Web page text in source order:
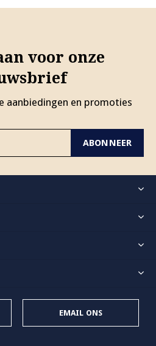
voor onze
aanbiedingen en promoties
ABONNEER
EMAIL ONS